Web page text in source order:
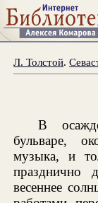
Л. Толстой.
В
бульваре,
музыка, и
празднично
весеннее